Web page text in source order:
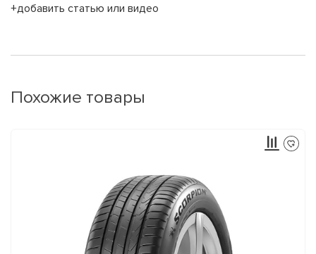
+добавить статью или видео
Похожие товары